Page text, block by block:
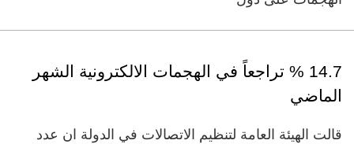
14.7 % تراجعاً في الهجمات الالكترونية الشهر
الماضي
قالت الهيئة العامة لتنظيم الاتصالات في الدولة ان عدد